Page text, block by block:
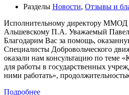
Разделы Новости, Отзывы и
Исполнительному директору
Альшевскому П.А. Уважаемый
Благодарим Вас за помощь,
Специалисты Добровольческого
оказали нам консультацию по теме
для работы в государственных
ними работать»,
Подробнее